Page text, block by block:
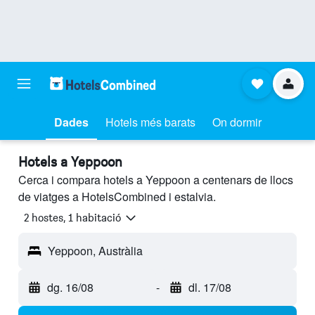
Dades Hotels més barats On dormir
Hotels a Yeppoon
Cerca i compara hotels a Yeppoon a centenars de llocs
de viatges a HotelsCombined i estalvia.
2 hostes, 1 habitació
Yeppoon, Austràlia
dg. 16/08 - dl. 17/08